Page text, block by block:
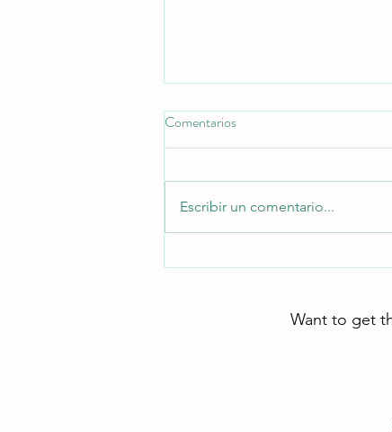
Guía paso a paso para la
de semental: Flujo de trabajo
estándar para la
Comentarios
Escribir un comentario...
Want to get